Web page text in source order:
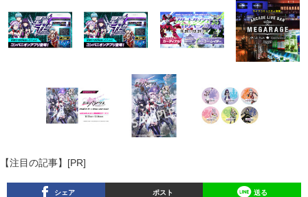
【注目の記事】[PR]
シェア ポスト 送る